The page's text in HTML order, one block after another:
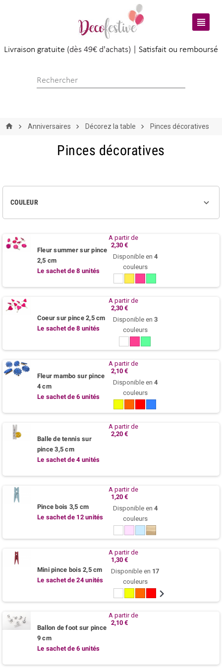

Livraison gratuite (dès 49€ d'achats) | Satisfait ou remboursé
Anniversaires Décorez la table Pinces décoratives
Pinces décoratives
COULEUR 
Fleur summer sur pince
2,5 cm
Le sachet de 8 unités
A partir de
2,30 €
Disponible en 4
couleurs
/
Coeur sur pince 2,5 cm
Le sachet de 8 unités
A partir de
2,30 €
Disponible en 3
couleurs
/
Fleur mambo sur pince
4 cm
Le sachet de 6 unités
A partir de
2,10 €
Disponible en 4
couleurs
citron
Balle de tennis sur
pince 3,5 cm
Le sachet de 4 unités
A partir de
2,20 €
Pince bois 3,5 cm
Le sachet de 12 unités
A partir de
1,20 €
Disponible en 4
couleurs
Rose
poudre
Bleu
azur
Naturel
Mini pince bois 2,5 cm
Le sachet de 24 unités
A partir de
1,30 €
Disponible en 17
couleurs
citron
Mandarine
RougeBordeaux
poudre
/
Ballon de foot sur pince
9 cm
Le sachet de 6 unités
A partir de
2,10 €